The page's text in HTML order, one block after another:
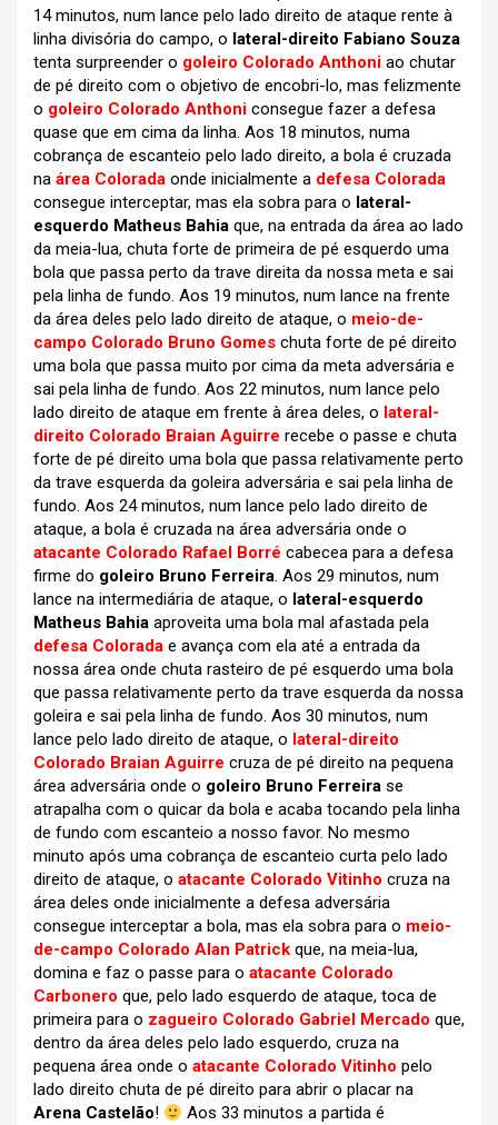
14 minutos, num lance pelo lado direito de ataque rente à
linha divisória do campo, o lateral-direito Fabiano Souza
tenta surpreender o goleiro Colorado Anthoni ao chutar
de pé direito com o objetivo de encobri-lo, mas felizmente
o goleiro Colorado Anthoni consegue fazer a defesa
quase que em cima da linha. Aos 18 minutos, numa
cobrança de escanteio pelo lado direito, a bola é cruzada
na área Colorada onde inicialmente a defesa Colorada
consegue interceptar, mas ela sobra para o lateral-
esquerdo Matheus Bahia que, na entrada da área ao lado
da meia-lua, chuta forte de primeira de pé esquerdo uma
bola que passa perto da trave direita da nossa meta e sai
pela linha de fundo. Aos 19 minutos, num lance na frente
da área deles pelo lado direito de ataque, o meio-de-
campo Colorado Bruno Gomes chuta forte de pé direito
uma bola que passa muito por cima da meta adversária e
sai pela linha de fundo. Aos 22 minutos, num lance pelo
lado direito de ataque em frente à área deles, o lateral-
direito Colorado Braian Aguirre recebe o passe e chuta
forte de pé direito uma bola que passa relativamente perto
da trave esquerda da goleira adversária e sai pela linha de
fundo. Aos 24 minutos, num lance pelo lado direito de
ataque, a bola é cruzada na área adversária onde o
atacante Colorado Rafael Borré cabecea para a defesa
firme do goleiro Bruno Ferreira. Aos 29 minutos, num
lance na intermediária de ataque, o lateral-esquerdo
Matheus Bahia aproveita uma bola mal afastada pela
defesa Colorada e avança com ela até a entrada da
nossa área onde chuta rasteiro de pé esquerdo uma bola
que passa relativamente perto da trave esquerda da nossa
goleira e sai pela linha de fundo. Aos 30 minutos, num
lance pelo lado direito de ataque, o lateral-direito
Colorado Braian Aguirre cruza de pé direito na pequena
área adversária onde o goleiro Bruno Ferreira se
atrapalha com o quicar da bola e acaba tocando pela linha
de fundo com escanteio a nosso favor. No mesmo
minuto após uma cobrança de escanteio curta pelo lado
direito de ataque, o atacante Colorado Vitinho cruza na
área deles onde inicialmente a defesa adversária
consegue interceptar a bola, mas ela sobra para o meio-
de-campo Colorado Alan Patrick que, na meia-lua,
domina e faz o passe para o atacante Colorado
Carbonero que, pelo lado esquerdo de ataque, toca de
primeira para o zagueiro Colorado Gabriel Mercado que,
dentro da área deles pelo lado esquerdo, cruza na
pequena área onde o atacante Colorado Vitinho pelo
lado direito chuta de pé direito para abrir o placar na
Arena Castelão!
Aos 33 minutos a partida é